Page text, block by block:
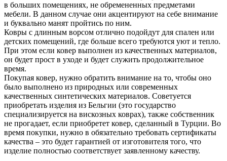
в больших помещениях, не обремененных предметами
мебели. В данном случае они акцентируют на себе внимание
и буквально манят пройтись по ним.
Ковры с длинным ворсом отлично подойдут для спален или
детских помещений, где больше всего требуются уют и тепло.
При этом если ковер выполнен из качественных материалов,
он будет прост в уходе и будет служить продолжительное
время.
Покупая ковер, нужно обратить внимание на то, чтобы оно
было выполнено из природных или современных
качественных синтетических материалов. Советуется
приобретать изделия из Бельгии (это государство
специализируется на вискозных коврах), также собственник
не прогадает, если приобретет ковер, сделанный в Турции. Во
время покупки, нужно в обязательно требовать сертификаты
качества – это будет гарантией от изготовителя того, что
изделие полностью соответствует заявленному качеству.